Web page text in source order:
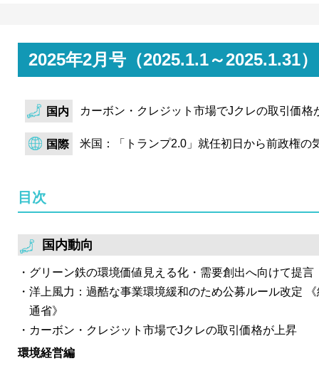
する意見」を公表。2026年度以降のFIP制度の適用範囲
FIP基準価格を提示した。太陽光ではFIP制度のみ認め
より、調達価格を調達開始からの経過年数で変更する考
日本卸電力取引所は、非化石価値取引市場の2024年度
表。FIT非化石証書は約定量が減少していた前回から反
量が売入札量を大幅に超過し、入札上限である1.3円/
た。
経済産業省は、CCS事業の支援措置に関するワーキン
たき台」を踏まえ、CCS事業に対する支援制度の詳細
第1回会合では、CCS支援制度案として、CCSコストと
額を支援する考え方を提示。
2025年2月号（2025.1.1～2025.1.31
国内 カーボン・クレジット市場でJクレの取引価格
国際 米国：「トランプ2.0」就任初日から前政権の
目次
国内動向
グリーン鉄の環境価値見える化・需要創出へ向けて提言
洋上風力：過酷な事業環境緩和のため公募ルール改定
通省》
カーボン・クレジット市場でJクレの取引価格が上昇
環境経営編